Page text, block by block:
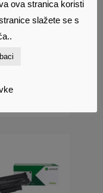
toner
ova stranica koristi
slažete se s